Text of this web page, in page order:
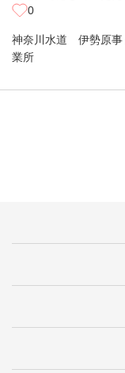
0
神奈川水道 伊勢原事
業所